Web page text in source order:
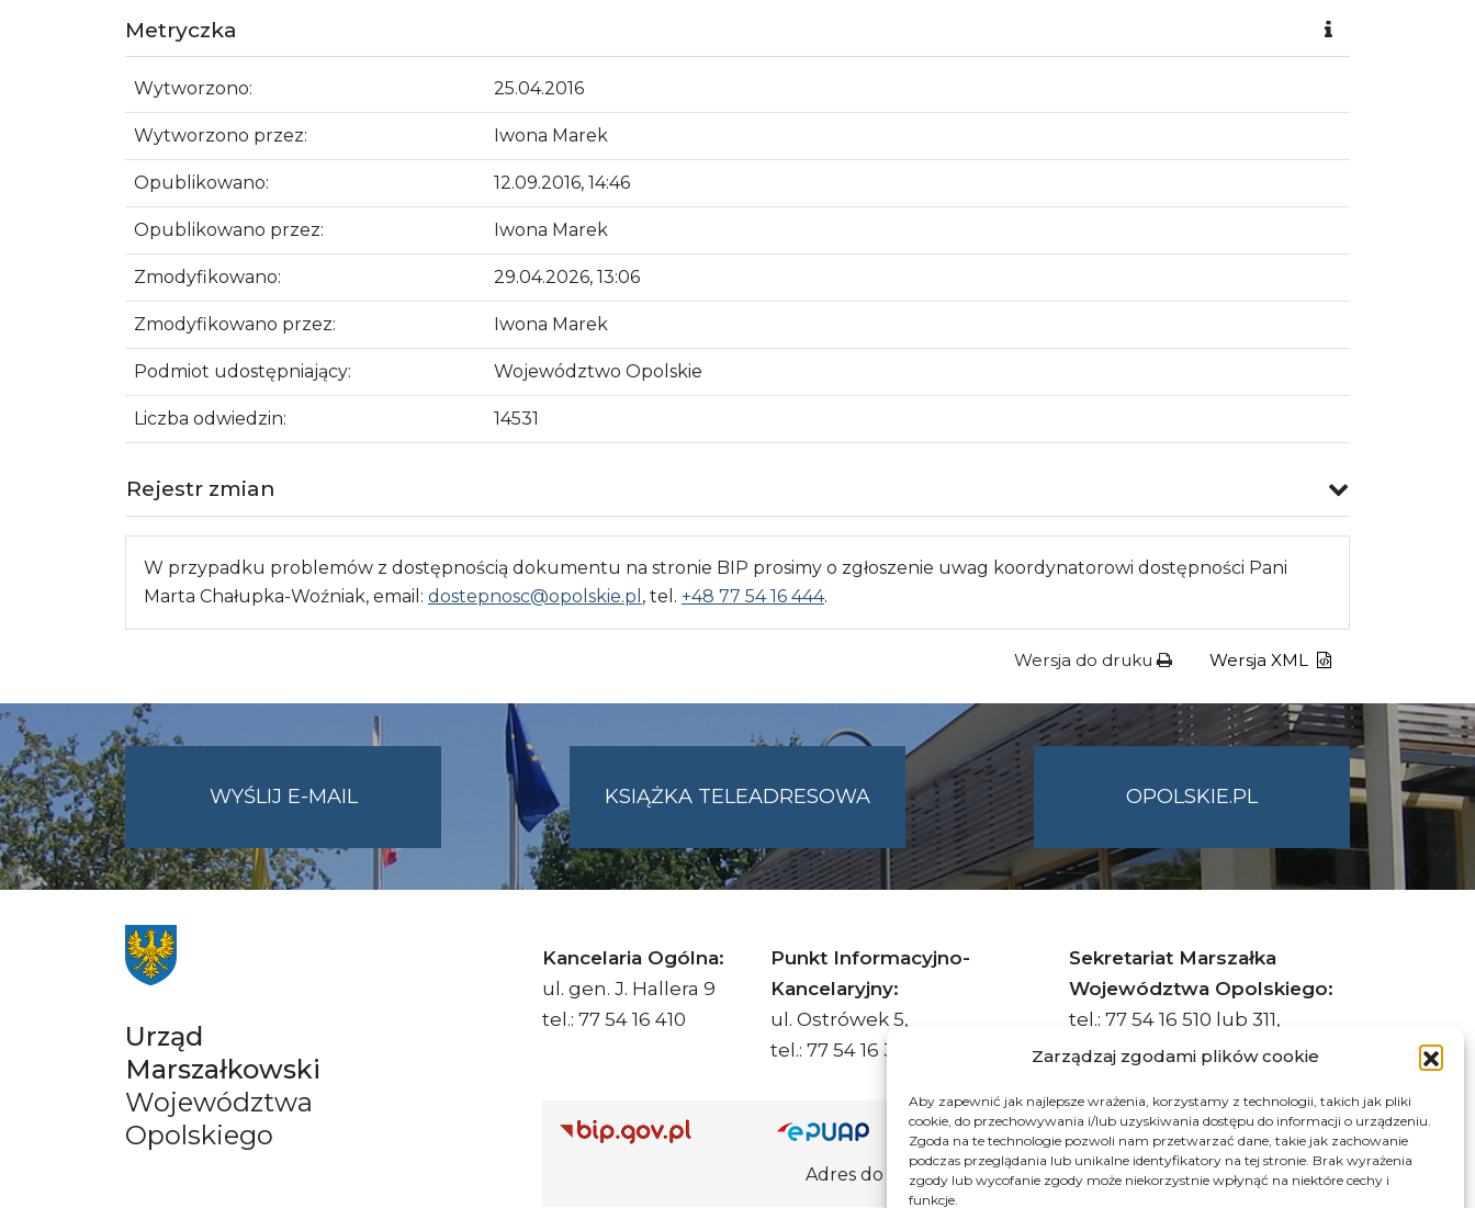
Zarządzaj zgodami plików cookie
Aby zapewnić jak najlepsze wrażenia, korzystamy z technologii, takich jak pliki
cookie, do przechowywania i/lub uzyskiwania dostępu do informacji o urządzeniu.
Zgoda na te technologie pozwoli nam przetwarzać dane, takie jak zachowanie
podczas przeglądania lub unikalne identyfikatory na tej stronie. Brak wyrażenia
zgody lub wycofanie zgody może niekorzystnie wpłynąć na niektóre cechy i
funkcje.
Metryczka
Wytworzono: 25.04.2016
Wytworzono przez: Iwona Marek
Opublikowano: 12.09.2016, 14:46
Opublikowano przez: Iwona Marek
Zmodyfikowano: 29.04.2026, 13:06
Zmodyfikowano przez: Iwona Marek
Podmiot udostępniający: Województwo Opolskie
Liczba odwiedzin: 14531
Rejestr zmian
W przypadku problemów z dostępnością dokumentu na stronie BIP prosimy o zgłoszenie uwag koordynatorowi dostępności Pani
Marta Chałupka-Woźniak, email: dostepnosc@opolskie.pl , tel. +48 77 54 16 444.
Wersja do druku Wersja XML
WYŚLIJ E-MAILNA
UMWO@OPOLSKIE.PL
KSIĄŻKA TELEADRESOWA OPOLSKIE.PL
Urząd
Marszałkowski
Województwa
Opolskiego
Kancelaria Ogólna:
ul. gen. J. Hallera 9
tel.: 77 54 16 410
Punkt Informacyjno-
Kancelaryjny:
ul. Ostrówek 5,
tel.: 77 54 16 332
Sekretariat Marszałka
Województwa Opolskiego:
tel.: 77 54 16 510 lub 311,
faks: 77 54 16 512
Adres ePUAP Urzędu: /q877fxtk55/SkrytkaESP
Adres do e-Doręczeń Urzędu: AE:PL-66703-73759-IGTUV-14